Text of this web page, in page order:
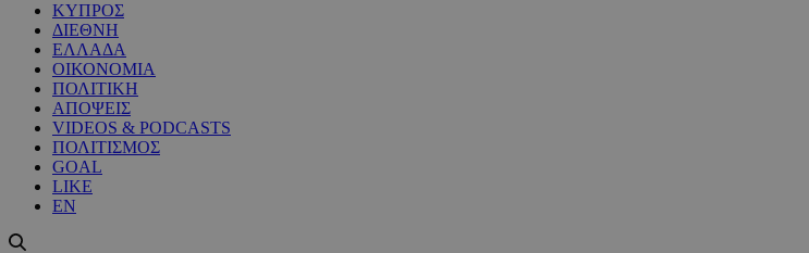
ΚΥΠΡΟΣ
ΔΙΕΘΝΗ
ΕΛΛΑΔΑ
ΟΙΚΟΝΟΜΙΑ
ΠΟΛΙΤΙΚΗ
ΑΠΟΨΕΙΣ
VIDEOS & PODCASTS
ΠΟΛΙΤΙΣΜΟΣ
GOAL
LIKE
EN